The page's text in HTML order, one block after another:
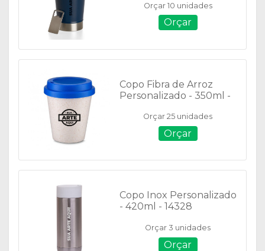
com Abridor - 18645T
Orçar 10 unidades
Orçar
Copo Fibra de Arroz
Personalizado - 350ml -
Orçar 25 unidades
Orçar
Copo Inox Personalizado
- 420ml - 14328
Orçar 3 unidades
Orçar